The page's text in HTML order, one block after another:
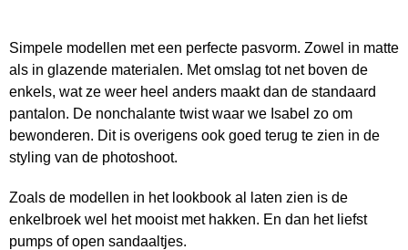
Simpele modellen met een perfecte pasvorm. Zowel in matte
als in glazende materialen. Met omslag tot net boven de
enkels, wat ze weer heel anders maakt dan de standaard
pantalon. De nonchalante twist waar we Isabel zo om
bewonderen. Dit is overigens ook goed terug te zien in de
styling van de photoshoot.
Zoals de modellen in het lookbook al laten zien is de
enkelbroek wel het mooist met hakken. En dan het liefst
pumps of open sandaaltjes.